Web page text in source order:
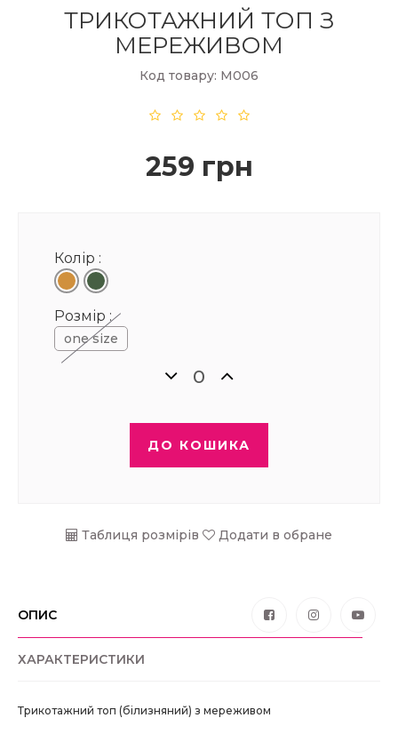
ТРИКОТАЖНИЙ ТОП З
МЕРЕЖИВОМ
Код товару: М006
259 грн
Колір :
Розмір :
one size
ДО КОШИКА
Таблиця розмірів Додати в обране
ОПИС
ХАРАКТЕРИСТИКИ
Трикотажний топ (білизняний) з мереживом